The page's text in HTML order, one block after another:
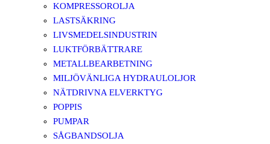
KOMPRESSOROLJA
LASTSÄKRING
LIVSMEDELSINDUSTRIN
LUKTFÖRBÄTTRARE
METALLBEARBETNING
MILJÖVÄNLIGA HYDRAULOLJOR
NÄTDRIVNA ELVERKTYG
POPPIS
PUMPAR
SÅGBANDSOLJA